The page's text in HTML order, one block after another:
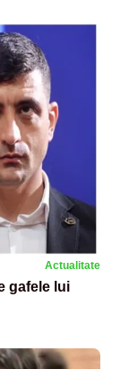
Actualitate
gafele lui